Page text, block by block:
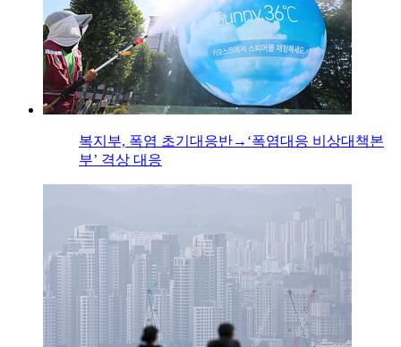
복지부, 폭염 초기대응반→‘폭염대응 비상대책본
부’ 격상 대응